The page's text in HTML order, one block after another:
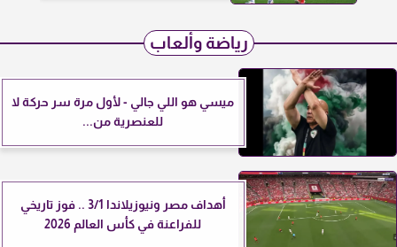
رياضة وألعاب
ميسي هو اللي جالي - لأول مرة سر حركة لا
للعنصرية من...
أهداف مصر ونيوزيلاندا 3/1 .. فوز تاريخي
للفراعنة في كأس العالم 2026